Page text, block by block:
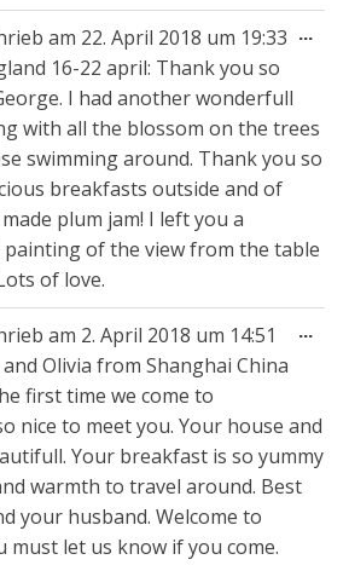
am 22. April 2018 um 19:33
16-22 april: Thank you so
I had another wonderfull
with all the blossom on the trees
swimming around. Thank you so
breakfasts outside and of
plum jam! I left you a
of the view from the table
of love.
...
am 2. April 2018 um 14:51
Olivia from Shanghai China
first time we come to
nice to meet you. Your house and
Your breakfast is so yummy
warmth to travel around. Best
your husband. Welcome to
must let us know if you come.
...